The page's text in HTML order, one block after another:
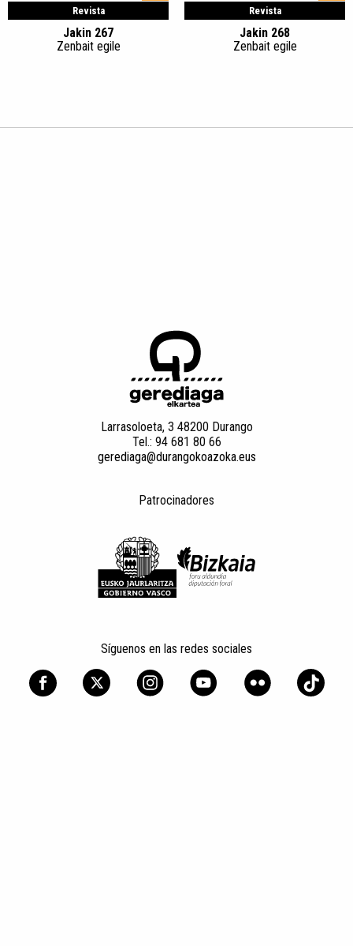
Revista
Jakin 267
Zenbait egile
Revista
Jakin 268
Zenbait egile
Larrasoloeta, 3 48200 Durango
Tel.: 94 681 80 66
gerediaga@durangokoazoka.eus
Patrocinadores
Síguenos en las redes sociales